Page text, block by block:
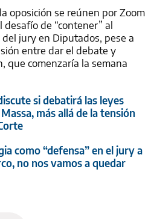
oposición se reúnen por Zoom
de “contener” al
jury en Diputados, pese a
entre dar el debate y
que comenzaría la semana
si debatirá las leyes
más allá de la tensión
como “defensa” en el jury a
no nos vamos a quedar